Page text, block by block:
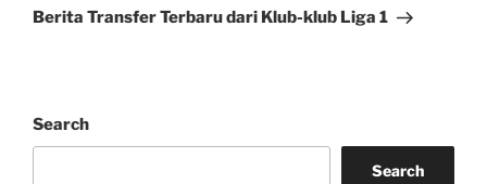
Post
Berita Transfer Terbaru dari Klub-klub Liga 1
Search
Search